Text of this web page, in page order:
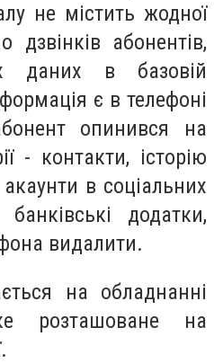
не містить жодної
дзвінків абонентів,
даних в базовій
є в телефоні
опинився на
- контакти, історію
в соціальних
додатки,
видалити.
на обладнанні
розташоване на